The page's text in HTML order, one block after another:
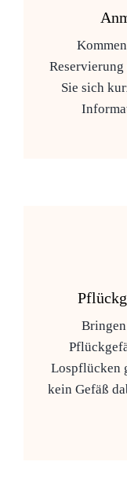
Reservierung
Sie sich
Lospflücken
kein Gefäß